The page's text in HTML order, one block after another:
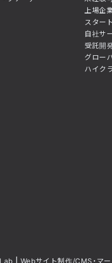
上場企
スター
自社サ
受託開
グロー
ハイク
Webサイト制作/CMS・マ